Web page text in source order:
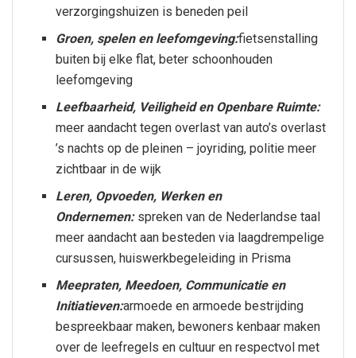
verzorgingshuizen is beneden peil
Groen, spelen en leefomgeving:fietsenstalling
buiten bij elke flat, beter schoonhouden
leefomgeving
Leefbaarheid, Veiligheid en Openbare Ruimte:
meer aandacht tegen overlast van auto’s overlast
’s nachts op de pleinen – joyriding, politie meer
zichtbaar in de wijk
Leren, Opvoeden, Werken en
Ondernemen: spreken van de Nederlandse taal
meer aandacht aan besteden via laagdrempelige
cursussen, huiswerkbegeleiding in Prisma
Meepraten, Meedoen, Communicatie en
Initiatieven:armoede en armoede bestrijding
bespreekbaar maken, bewoners kenbaar maken
over de leefregels en cultuur en respectvol met